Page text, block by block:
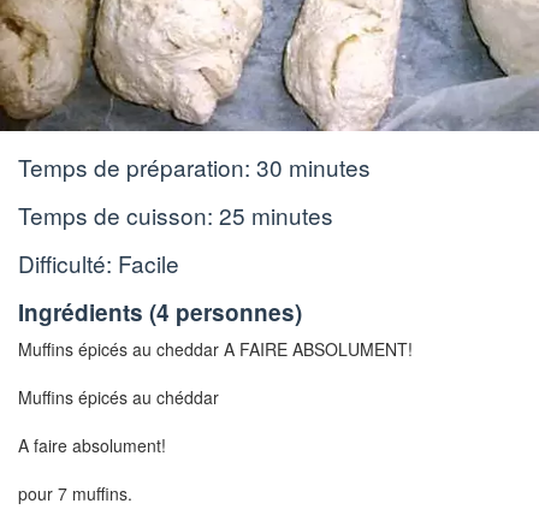
Temps de préparation: 30 minutes
Temps de cuisson: 25 minutes
Difficulté: Facile
Ingrédients (4 personnes)
Muffins épicés au cheddar A FAIRE ABSOLUMENT!
Muffins épicés au chéddar
A faire absolument!
pour 7 muffins.